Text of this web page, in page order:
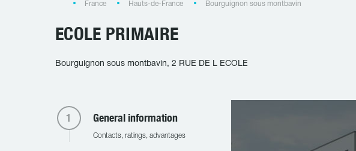
France Hauts-de-France Bourguignon sous montbavin
ECOLE PRIMAIRE
Bourguignon sous montbavin, 2 RUE DE L ECOLE
General information
Contacts, ratings, advantages